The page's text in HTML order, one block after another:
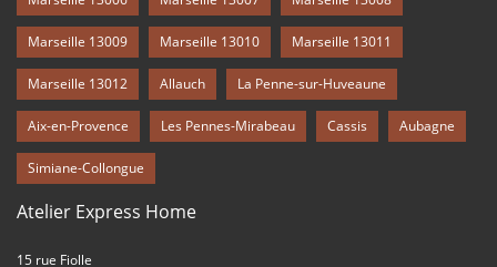
Marseille 13009 Marseille 13010 Marseille 13011
Marseille 13012 Allauch La Penne-sur-Huveaune
Aix-en-Provence Les Pennes-Mirabeau Cassis Aubagne
Simiane-Collongue
Atelier Express Home
15 rue Fiolle